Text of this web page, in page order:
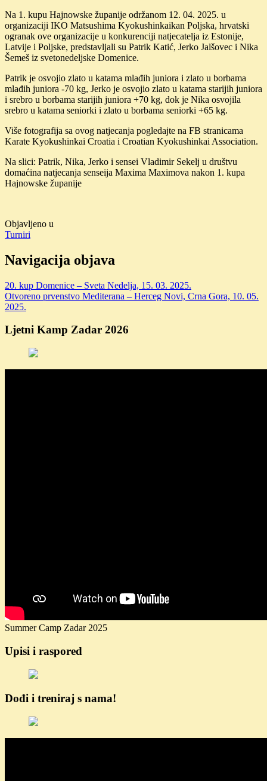
Na 1. kupu Hajnowske županije održanom 12. 04. 2025. u
organizaciji IKO Matsushima Kyokushinkaikan Poljska, hrvatski
ogranak ove organizacije u konkurenciji natjecatelja iz Estonije,
Latvije i Poljske, predstavljali su Patrik Katić, Jerko Jalšovec i Nika
Šemeš iz svetonedeljske Domenice.
Patrik je osvojio zlato u katama mlađih juniora i zlato u borbama
mlađih juniora -70 kg, Jerko je osvojio zlato u katama starijih juniora
i srebro u borbama starijih juniora +70 kg, dok je Nika osvojila
srebro u katama seniorki i zlato u borbama seniorki +65 kg.
Više fotografija sa ovog natjecanja pogledajte na FB stranicama
Karate Kyokushinkai Croatia i Croatian Kyokushinkai Association.
Na slici: Patrik, Nika, Jerko i sensei Vladimir Sekelj u društvu
domaćina natjecanja senseija Maxima Maximova nakon 1. kupa
Hajnowske županije
Objavljeno u
Turniri
Navigacija objava
20. kup Domenice – Sveta Nedelja, 15. 03. 2025.
Otvoreno prvenstvo Mediterana – Herceg Novi, Crna Gora, 10. 05.
2025.
Ljetni Kamp Zadar 2026
Summer Camp Zadar 2025
Upisi i raspored
Dođi i treniraj s nama!